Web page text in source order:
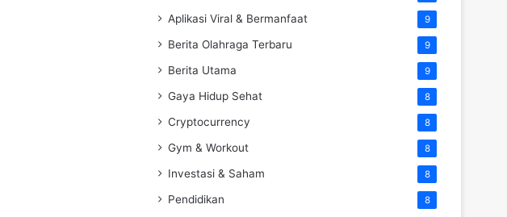
Aplikasi Viral & Bermanfaat 9
Berita Olahraga Terbaru 9
Berita Utama 9
Gaya Hidup Sehat 8
Cryptocurrency 8
Gym & Workout 8
Investasi & Saham 8
Pendidikan 8